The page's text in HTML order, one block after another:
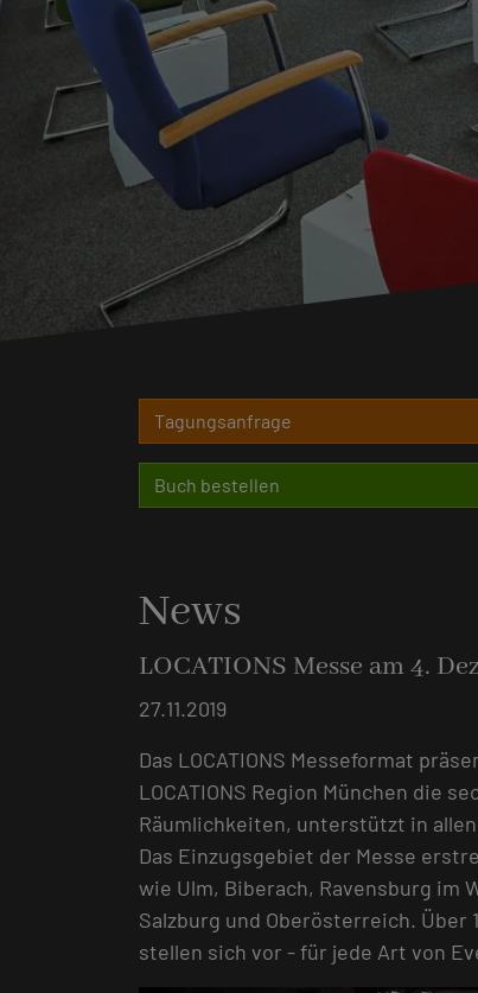
Tagungsanfrage
Buch bestellen
News
LOCATIONS Messe am 4.
27.11.2019
Das LOCATIONS Messeformat
LOCATIONS Region München die
Räumlichkeiten, unterstützt in
Das Einzugsgebiet der Messe
wie Ulm, Biberach, Ravensburg im
Salzburg und Oberösterreich.
stellen sich vor - für jede Art von